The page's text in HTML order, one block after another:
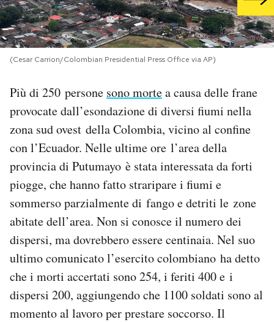
I MIEI PREFERITI
CALENDARIO
Area Personale
Newsletter
Notifiche mobile
Hai bisogno di aiuto?
Esci
(Cesar Carrion/Colombian Presidential Press Office via AP)
Più di 250 persone sono mortea causa delle frane
provocate dall’esondazione di diversi fiumi nella
zona sud ovest della Colombia, vicino al confine
con l’Ecuador. Nelle ultime ore l’area della
provincia di Putumayo è stata interessata da forti
piogge, che hanno fatto straripare i fiumi e
sommerso parzialmente di fango e detriti le zone
abitate dell’area. Non si conosce il numero dei
dispersi, ma dovrebbero essere centinaia. Nel suo
ultimo comunicato l’esercito colombiano ha detto
che i morti accertati sono 254, i feriti 400 e i
dispersi 200, aggiungendo che 1100 soldati sono al
momento al lavoro per prestare soccorso. Il